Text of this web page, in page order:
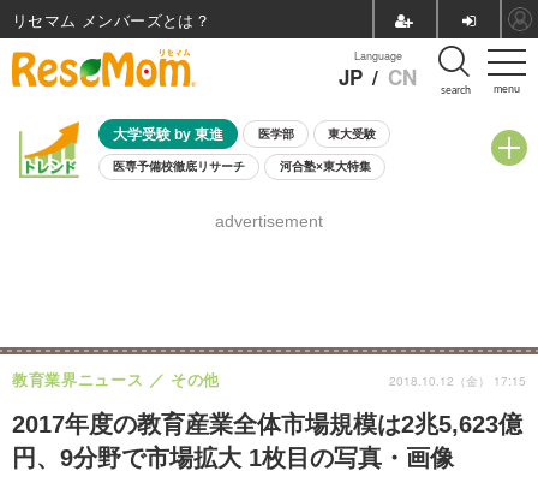
menu
Language
JP / CN search
大学受験 by 東進 医学部 東大受験
医専予備校徹底リサーチ 河合塾×東大特集
8月開催学校説明会・相談会
advertisement
2017年度の教育産業全体市場規模は2兆5,623億
円、9分野で市場拡大 1枚目の写真・画像
教育業界ニュース その他 2018.10.12（金） 17:15
リセマム メンバーズ